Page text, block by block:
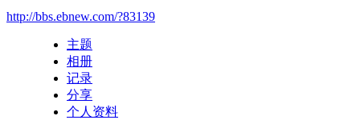
http://bbs.ebnew.com/?83139
主题
相册
记录
分享
个人资料